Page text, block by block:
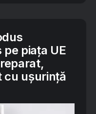
piața UE
cu ușurință